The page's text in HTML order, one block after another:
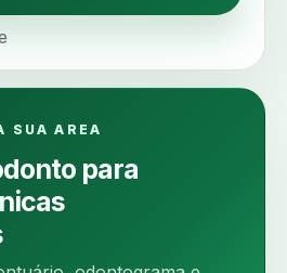
anamnese nutricional
antes e depois
SUA AREA
para